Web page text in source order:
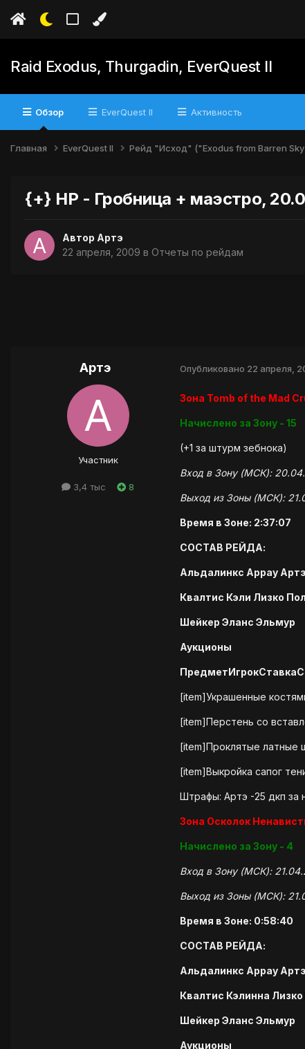
Raid Exodus, Thurgadin, EverQuest II
Обзор EverQuest II Активность
Главная EverQuest II Рейд "Исход" ("Exodus from Barren
{+} НР - Гробница + маэстро,
Автор Артэ
22 апреля, 2009 в Отчеты по рейдам
Артэ
Участник
3,4 тыс 8
Опубликовано 22 апреля,
Зона Tomb of the Mad
Начислено за Зону - 15
(+1 за штурм зебнока)
Вход в Зону (МСК):
Выход из Зоны (МСК):
Время в Зоне: 2:37:07
СОСТАВ РЕЙДА:
Альдалинкс Аррау
Квалтис Кэли Лизко
Шейкер Эланс Эльмур
Аукционы
ПредметИгрокСтавка
[item]Украшенные
[item]Перстень со
[item]Проклятые латные
[item]Выкройка сапог
Штрафы: Артэ -25 дкп за
Зона Осколок
Начислено за Зону - 4
Вход в Зону (МСК):
Выход из Зоны (МСК):
Время в Зоне: 0:58:40
СОСТАВ РЕЙДА:
Альдалинкс Аррау
Квалтис Кэлинна
Шейкер Эланс Эльмур
Аукционы